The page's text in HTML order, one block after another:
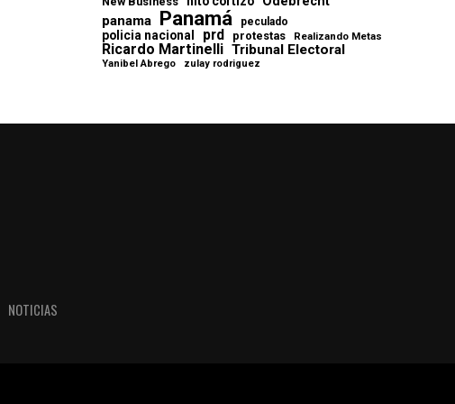
panama Panamá peculado
policia nacional prd protestas Realizando Metas
Ricardo Martinelli Tribunal Electoral
Yanibel Abrego zulay rodriguez
NOTICIAS